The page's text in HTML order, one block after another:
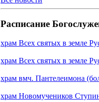
Расписание
храм Всех святых в земле
храм Всех святых в земле
храм вмч. Пантелеимона
храм Новомучеников